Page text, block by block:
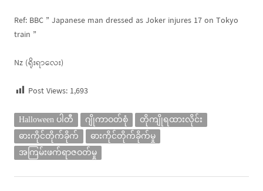
Ref: BBC ” Japanese man dressed as Joker injures 17 on Tokyo
train ”
Nz (ရိုးရာလေး)
Post Views: 1,693
Halloween ပါတီ ဂျိုကာဝတ်စုံ
တိုကျိုရထားလိုင်း
ဓားကိုင်တိုက်ခိုက်
ဓားကိုင်တိုက်ခိုက်မှု
အကြမ်းဖက်ရာဇဝတ်မှု